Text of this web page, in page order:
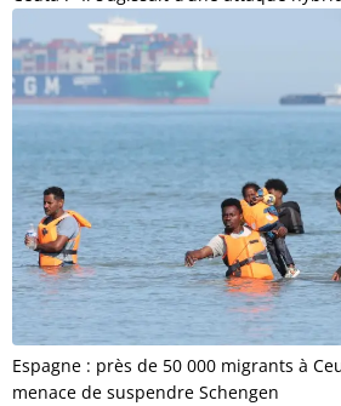
Espagne : près de 50 000 migrants à
menace de suspendre Schengen